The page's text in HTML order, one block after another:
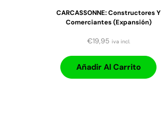
CARCASSONNE: Constructores Y
Comerciantes (expansión)
€19,95 iva incl.
Añadir Al Carrito